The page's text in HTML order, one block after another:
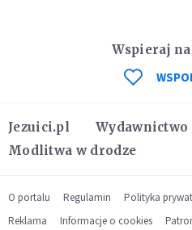
Jezuici.pl Wydawnictwo
Modlitwa w drodze
Wspieraj
O portalu Regulamin Polityka
Reklama
Informacje o cookies